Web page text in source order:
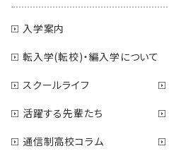
入学案内
転入学(転校)・編入学について
スクールライフ
活躍する先輩たち
通信制高校コラム